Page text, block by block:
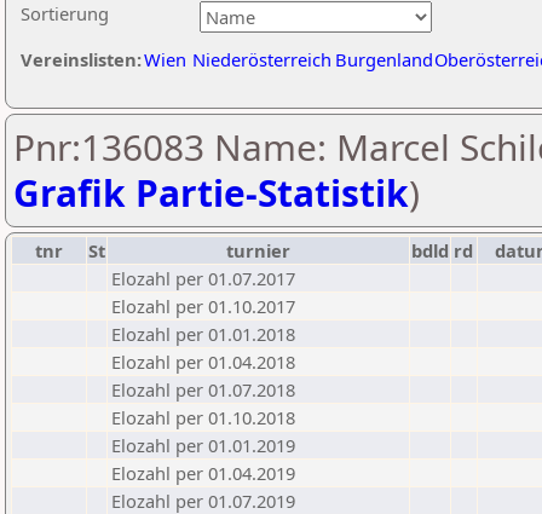
Sortierung
Vereinslisten:Wien Niederösterreich Burgenland
Pnr:136083 Name: Marcel
Grafik Partie-Statistik)
tnr St turnier bdld rd
Elozahl per 01.07.2017
Elozahl per 01.10.2017
Elozahl per 01.01.2018
Elozahl per 01.04.2018
Elozahl per 01.07.2018
Elozahl per 01.10.2018
Elozahl per 01.01.2019
Elozahl per 01.04.2019
Elozahl per 01.07.2019